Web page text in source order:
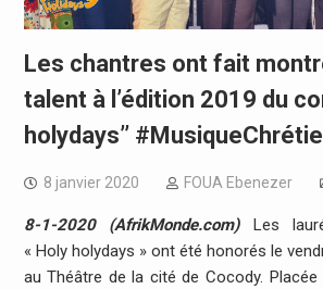
Les chantres ont fait
talent à l’édition 2019 du
holydays’’
8 janvier 2020 FOUA Ebenezer
8-1-2020 (AfrikMonde.com)Les
« Holy holydays » ont été honorés le
au Théâtre de la cité de Cocody. Placée